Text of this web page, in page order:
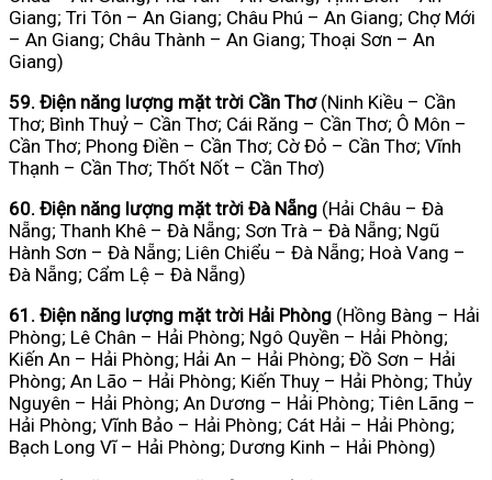
Giang; Tri Tôn – An Giang; Châu Phú – An Giang; Chợ Mới
– An Giang; Châu Thành – An Giang; Thoại Sơn – An
Giang)
59. Điện năng lượng mặt trời Cần Thơ(Ninh Kiều – Cần
Thơ; Bình Thuỷ – Cần Thơ; Cái Răng – Cần Thơ; Ô Môn –
Cần Thơ; Phong Điền – Cần Thơ; Cờ Đỏ – Cần Thơ; Vĩnh
Thạnh – Cần Thơ; Thốt Nốt – Cần Thơ)
60. Điện năng lượng mặt trời Đà Nẵng (Hải Châu – Đà
Nẵng; Thanh Khê – Đà Nẵng; Sơn Trà – Đà Nẵng; Ngũ
Hành Sơn – Đà Nẵng; Liên Chiểu – Đà Nẵng; Hoà Vang –
Đà Nẵng; Cẩm Lệ – Đà Nẵng)
61. Điện năng lượng mặt trời Hải Phòng (Hồng Bàng – Hải
Phòng; Lê Chân – Hải Phòng; Ngô Quyền – Hải Phòng;
Kiến An – Hải Phòng; Hải An – Hải Phòng; Đồ Sơn – Hải
Phòng; An Lão – Hải Phòng; Kiến Thuỵ – Hải Phòng; Thủy
Nguyên – Hải Phòng; An Dương – Hải Phòng; Tiên Lãng –
Hải Phòng; Vĩnh Bảo – Hải Phòng; Cát Hải – Hải Phòng;
Bạch Long Vĩ – Hải Phòng; Dương Kinh – Hải Phòng)